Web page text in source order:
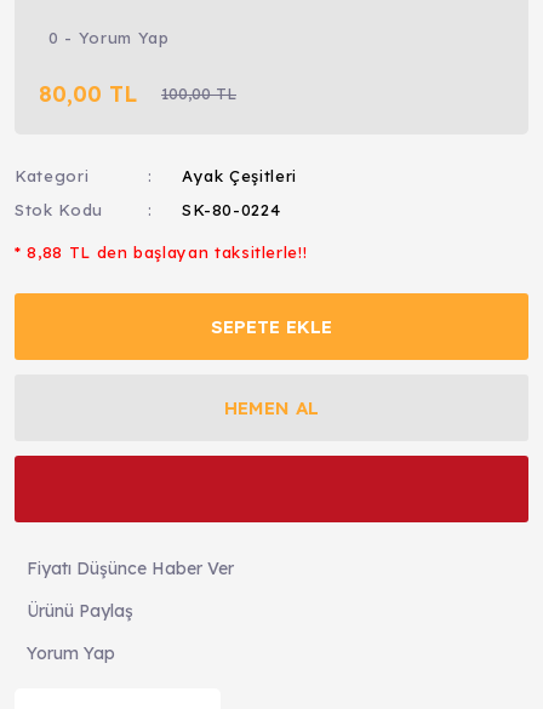
0 - Yorum Yap
80,00 TL 100,00 TL
Kategori
Ayak Çeşitleri
Stok Kodu
SK-80-0224
* 8,88 TL den başlayan taksitlerle!!
SEPETE EKLE
HEMEN AL
Fiyatı Düşünce Haber Ver
Ürünü Paylaş
Yorum Yap